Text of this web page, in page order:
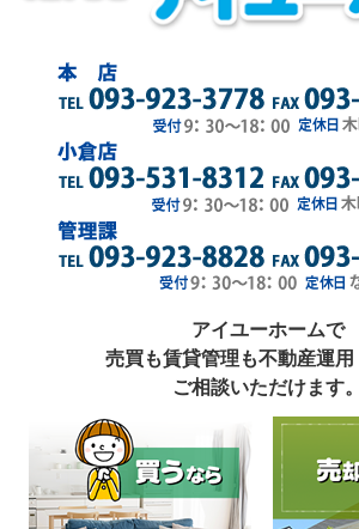
アイユーホームで
売買も賃貸管理も不動産運用
ご相談いただけます。